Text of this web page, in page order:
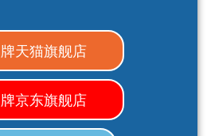
天猫旗舰店
京东旗舰店